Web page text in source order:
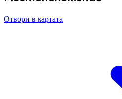
Отвори в картата